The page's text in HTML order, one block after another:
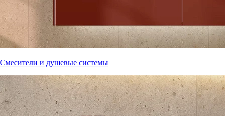
Смесители и душевые системы